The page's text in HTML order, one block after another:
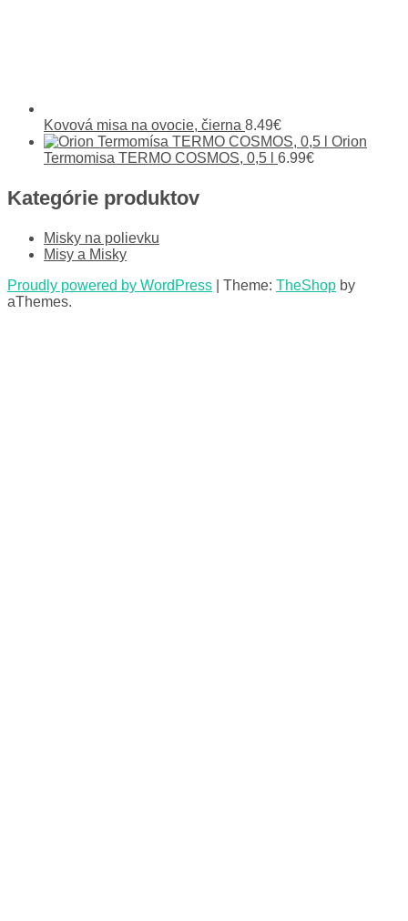
Kovová misa na ovocie, čierna 8.49€
Orion
Termomisa TERMO COSMOS, 0,5 l
6.99€
Kategórie produktov
Misky na polievku
Misy a Misky
Proudly powered by WordPress
Theme: TheShop by
aThemes.